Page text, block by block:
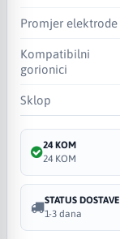
Promjer elektrode
Kompatibilni
gorionici
Sklop
24 KOM
24 KOM
STATUS DOSTAVE
1-3 dana